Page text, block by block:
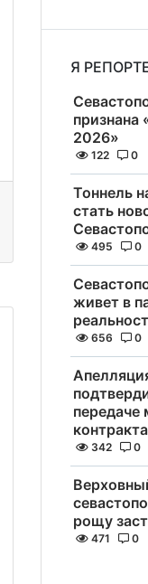
Я
признана
2026»
122 0
Тоннель
стать
495 0
живет в
656 0
передаче
342 0
рощу
471 0